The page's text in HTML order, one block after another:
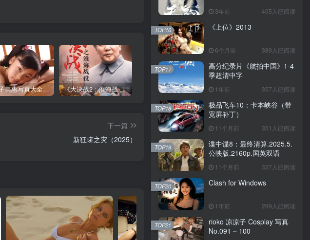
《金子美惠写真大全》第一卷 《大决战2：淮海战役》1991 《金子美惠写真大全》第四卷 《金子美惠写真大全》第二卷
下一篇
新狂蟒之灾（2025）
3年前 405人已阅读
《上位》2013
6个月前 389人已阅读
TOP16
高分纪录片《航拍中国》1-4
季超清中字
1年前 357人已阅读
TOP17
极品飞车10：卡本峡谷（带
宽屏补丁）
11个月前 351人已阅读
TOP18
谍中谍8：最终清算.2025.5.
公映版.2160p.国英双语
11个月前 337人已阅读
TOP19
Clash for Windows
1年前 289人已阅读
TOP20
rioko 凉凉子 Cosplay 写真
No.091 ~ 100
TOP21